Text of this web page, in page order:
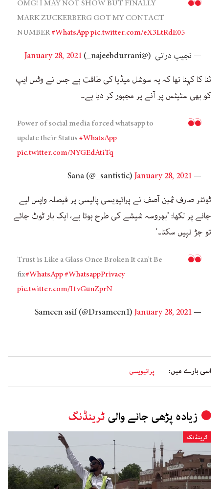
OMG! I MAY NOT SHOW BUT FINALLY
MARK ZUCKERBERG GOT MY CONTACT
NUMBER#WhatsApppic.twitter.com/eX3LtRdE05
— نجیب درانی (@najeebdurrani_)
January 28, 2021
ثنا کا کہنا تھا کہ یہ سوشل میڈیا کی طاقت ہے جس نے وٹس ایپ
کو بھی سٹیٹس پر آنے پر مجبور کر دیا ہے۔
Power of social media forced whatsapp to
update their Status#WhatsApp
pic.twitter.com/NYGEdAtiTq
— Sana (@_santistic)
January 28, 2021
ٹوئٹر صارف ثمین آصف نے پرائیویسی پالیسی پر فیصلہ واپس لیے
جانے پر لکھا: ’بھروسہ شیشے کی طرح ہوتا ہے، ایک بار ٹوٹ جائے
تو جڑ نہیں سکتا۔‘
Trust is Like a Glass Once Broken It can't Be
fix#WhatsApp#WhatsappPrivacy
pic.twitter.com/I1vGunZprN
— Sameen asif (@Drsameen1)
January 28, 2021
اسی بارے میں: پرائیویسی
زیادہ پڑھی جانے والی ٹرینڈنگ
ٹرینڈنگ